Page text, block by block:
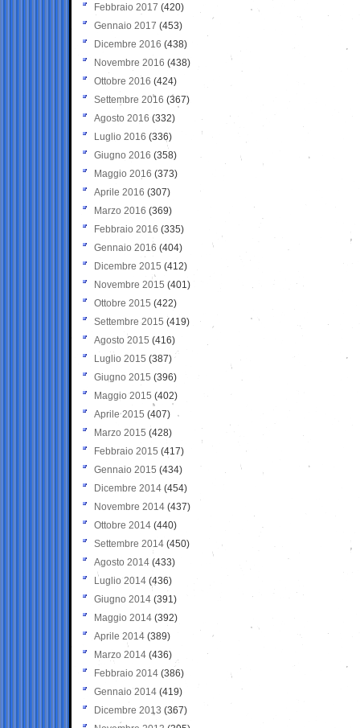
Febbraio 2017 (420)
Gennaio 2017 (453)
Dicembre 2016 (438)
Novembre 2016 (438)
Ottobre 2016 (424)
Settembre 2016 (367)
Agosto 2016 (332)
Luglio 2016 (336)
Giugno 2016 (358)
Maggio 2016 (373)
Aprile 2016 (307)
Marzo 2016 (369)
Febbraio 2016 (335)
Gennaio 2016 (404)
Dicembre 2015 (412)
Novembre 2015 (401)
Ottobre 2015 (422)
Settembre 2015 (419)
Agosto 2015 (416)
Luglio 2015 (387)
Giugno 2015 (396)
Maggio 2015 (402)
Aprile 2015 (407)
Marzo 2015 (428)
Febbraio 2015 (417)
Gennaio 2015 (434)
Dicembre 2014 (454)
Novembre 2014 (437)
Ottobre 2014 (440)
Settembre 2014 (450)
Agosto 2014 (433)
Luglio 2014 (436)
Giugno 2014 (391)
Maggio 2014 (392)
Aprile 2014 (389)
Marzo 2014 (436)
Febbraio 2014 (386)
Gennaio 2014 (419)
Dicembre 2013 (367)